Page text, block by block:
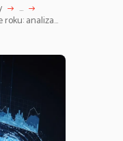
...
analiza...